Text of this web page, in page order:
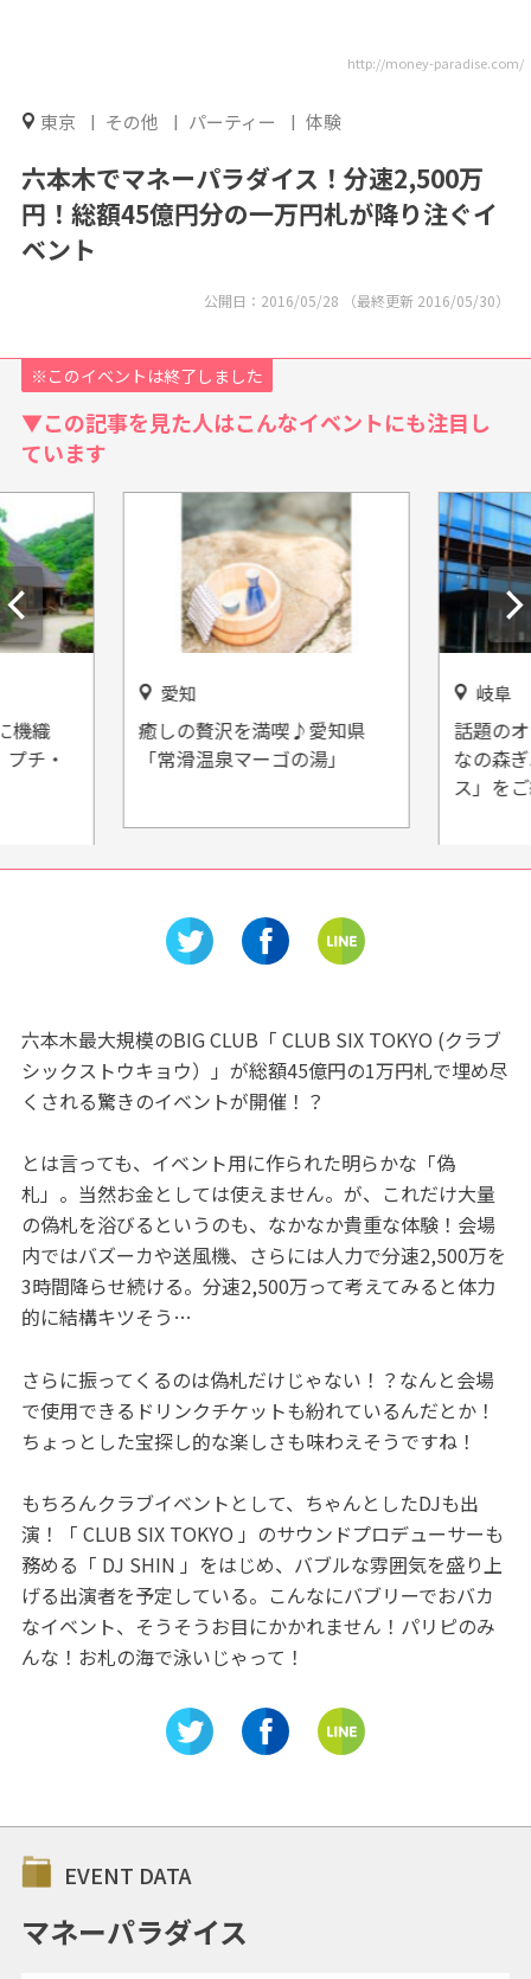
http://money-paradise.com/
東京 その他 パーティー 体験
六本木でマネーパラダイス！分速2,500万
円！総額45億円分の一万円札が降り注ぐイ
ベント
公開日： 2016/05/28 （最終更新 2016/05/30）
※このイベントは終了しました
▼この記事を見た人はこんなイベントにも注目し
ています
機織
チ・
愛知
癒しの贅沢を満喫♪愛知県
「常滑温泉マーゴの湯」
岐阜
話題の
なの森
ス」を
六本木最大規模のBIG CLUB「 CLUB SIX TOKYO (クラブ
シックストウキョウ）」が総額45億円の1万円札で埋め尽
くされる驚きのイベントが開催！？
とは言っても、イベント用に作られた明らかな「偽
札」。当然お金としては使えません。が、これだけ大量
の偽札を浴びるというのも、なかなか貴重な体験！会場
内ではバズーカや送風機、さらには人力で分速2,500万を
3時間降らせ続ける。分速2,500万って考えてみると体力
的に結構キツそう…
さらに振ってくるのは偽札だけじゃない！？なんと会場
で使用できるドリンクチケットも紛れているんだとか！
ちょっとした宝探し的な楽しさも味わえそうですね！
もちろんクラブイベントとして、ちゃんとしたDJも出
演！「 CLUB SIX TOKYO 」のサウンドプロデューサーも
務める「 DJ SHIN 」をはじめ、バブルな雰囲気を盛り上
げる出演者を予定している。こんなにバブリーでおバカ
なイベント、そうそうお目にかかれません！パリピのみ
んな！お札の海で泳いじゃって！
EVENT DATA
マネーパラダイス